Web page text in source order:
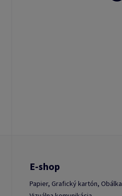
E-shop
Papier, Grafický kartón, Obálka